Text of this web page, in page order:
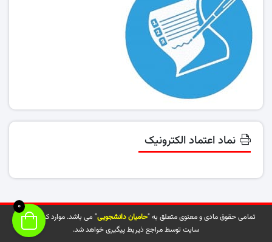
نماد اعتماد الکترونیک
تمامی حقوق مادی و معنوی متعلق به "حامیان دانشجویی" می باشد. موارد کپی شده از
سایت توسط مراجع ذیربط پیگیری خواهد شد.
0